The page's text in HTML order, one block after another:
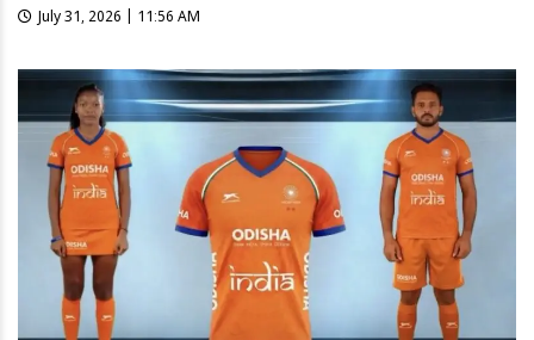
July 31, 2026 | 11:56 AM